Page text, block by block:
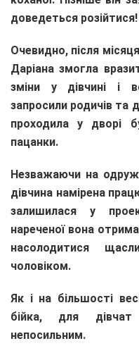
доведеться розійтися!
Очевидно, після
Даріана змогла
зміни у дівчині і
запросили родичів та
проходила у дворі
пацанки.
Незважаючи на
дівчина намірена
залишилася у
нареченої вона
насолодитися
чоловіком.
Як і на більшості
бійка, для
непосильним.